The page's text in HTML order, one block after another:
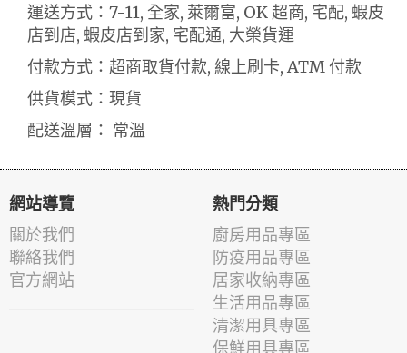
運送方式：7-11, 全家, 萊爾富, OK 超商, 宅配, 蝦皮
店到店, 蝦皮店到家, 宅配通, 大榮貨運
付款方式：超商取貨付款, 線上刷卡, ATM 付款
供貨模式：現貨
配送溫層： 常溫
網站導覽
關於我們
聯絡我們
官方網站
熱門分類
廚房用品專區
防疫用品專區
居家收納專區
生活用品專區
清潔用具專區
保鮮用具專區